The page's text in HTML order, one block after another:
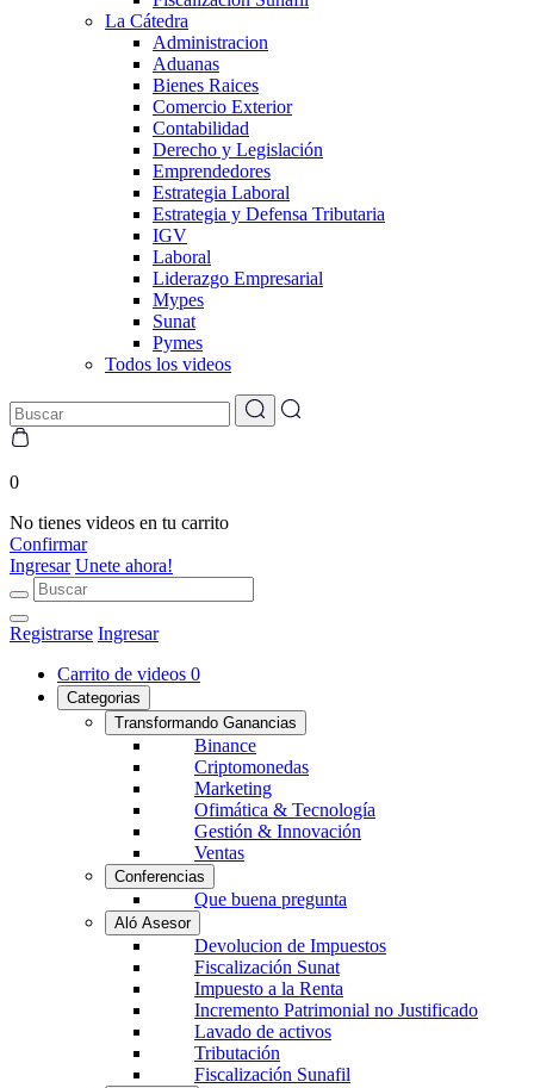
La Cátedra
Administracion
Aduanas
Bienes Raices
Comercio Exterior
Contabilidad
Derecho y Legislación
Emprendedores
Estrategia Laboral
Estrategia y Defensa Tributaria
IGV
Laboral
Liderazgo Empresarial
Mypes
Sunat
Pymes
Todos los videos
0
No tienes videos en tu carrito
Confirmar
Ingresar Unete ahora!
Registrarse Ingresar
Carrito de videos 0
Categorias
Transformando Ganancias
Binance
Criptomonedas
Marketing
Ofimática & Tecnología
Gestión & Innovación
Ventas
Conferencias
Que buena pregunta
Aló Asesor
Devolucion de Impuestos
Fiscalización Sunat
Impuesto a la Renta
Incremento Patrimonial no Justificado
Lavado de activos
Tributación
Fiscalización Sunafil